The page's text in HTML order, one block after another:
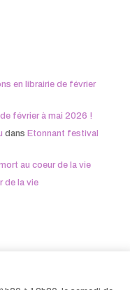
en librairie de février
février à mai 2026 !
dans Etonnant festival
au coeur de la vie
de la vie